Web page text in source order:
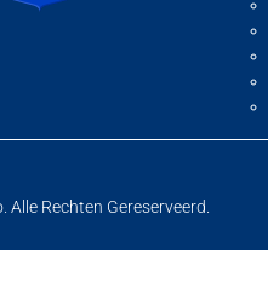
Rechten Gereserveerd.